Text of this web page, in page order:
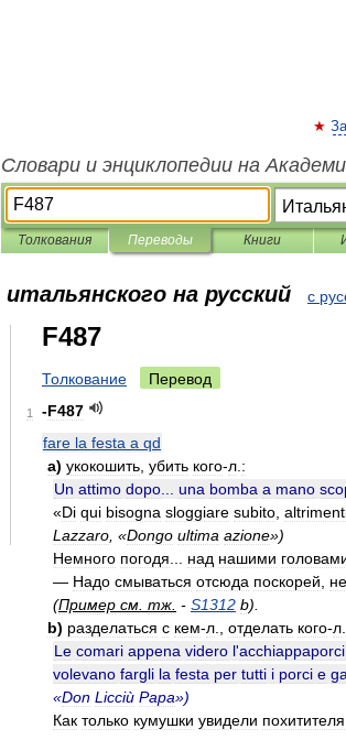
Словари и энциклопедии на
Толкования Переводы Книги
итальянского на русский с
F487
Толкование Перевод
1 -F487
fare la festa a qd
a) укокошить убить кого-л :
Un attimo dopo una bomba a mano
«Di qui bisogna sloggiare subito
Lazzaro , «Dongo ultima azione»)
Немного погодя над нашими
— Надо смываться отсюда поскорей не
(Пример см тж - S1312 b).
b) разделаться с кем-л отделать кого-л
Le comari appena videro l'acchiappaporci
volevano fargli la festa per tutti i porci e
«Don Licciù Papa»)
Как только кумушки увидели похитителя